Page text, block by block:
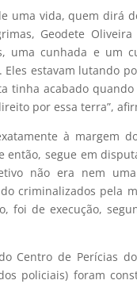
uma vida, quem dirá
Geodete
uma cunhada e um
Eles estavam lutando
tinha acabado
por essa terra”,
à margem
segue em
não era nem
criminalizados pela
foi de execução,
Centro de Perícias
policiais) foram